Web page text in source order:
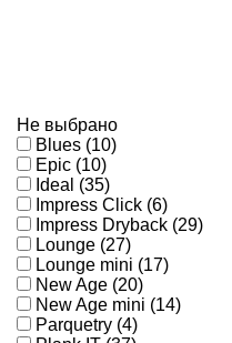
Не выбрано
Blues (10)
Epic (10)
Ideal (35)
Impress Click (6)
Impress Dryback (29)
Lounge (27)
Lounge mini (17)
New Age (20)
New Age mini (14)
Parquetry (4)